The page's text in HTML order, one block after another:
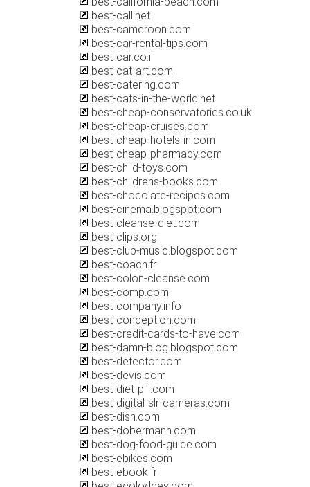
best-call.net
best-cameroon.com
best-car-rental-tips.com
best-car.co.il
best-cat-art.com
best-catering.com
best-cats-in-the-world.net
best-cheap-conservatories.co.uk
best-cheap-cruises.com
best-cheap-hotels-in.com
best-cheap-pharmacy.com
best-child-toys.com
best-childrens-books.com
best-chocolate-recipes.com
best-cinema.blogspot.com
best-cleanse-diet.com
best-clips.org
best-club-music.blogspot.com
best-coach.fr
best-colon-cleanse.com
best-comp.com
best-company.info
best-conception.com
best-credit-cards-to-have.com
best-damn-blog.blogspot.com
best-detector.com
best-devis.com
best-diet-pill.com
best-digital-slr-cameras.com
best-dish.com
best-dobermann.com
best-dog-food-guide.com
best-ebikes.com
best-ebook.fr